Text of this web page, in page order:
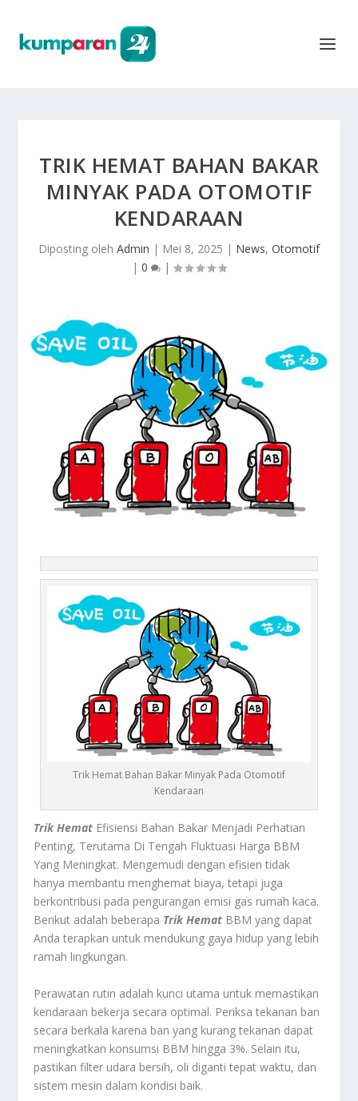
TRIK HEMAT BAHAN BAKAR
MINYAK PADA OTOMOTIF
KENDARAAN
Diposting oleh Admin | Mei 8, 2025 | News, Otomotif
| 0 |
Trik Hemat Bahan Bakar Minyak Pada Otomotif
Kendaraan
Trik Hemat Efisiensi Bahan Bakar Menjadi Perhatian
Penting, Terutama Di Tengah Fluktuasi Harga BBM
Yang Meningkat. Mengemudi dengan efisien tidak
hanya membantu menghemat biaya, tetapi juga
berkontribusi pada pengurangan emisi gas rumah kaca.
Berikut adalah beberapa Trik Hemat BBM yang dapat
Anda terapkan untuk mendukung gaya hidup yang lebih
ramah lingkungan.
Perawatan rutin adalah kunci utama untuk memastikan
kendaraan bekerja secara optimal. Periksa tekanan ban
secara berkala karena ban yang kurang tekanan dapat
meningkatkan konsumsi BBM hingga 3%. Selain itu,
pastikan filter udara bersih, oli diganti tepat waktu, dan
sistem mesin dalam kondisi baik.